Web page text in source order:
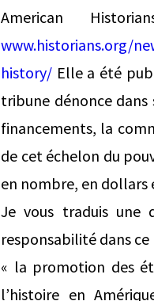
American
www.historians.org/
history/ Elle a été
tribune dénonce
financements, la
de cet échelon du
en nombre, en dollars
Je vous traduis une
responsabilité dans
« la promotion des
l’histoire en